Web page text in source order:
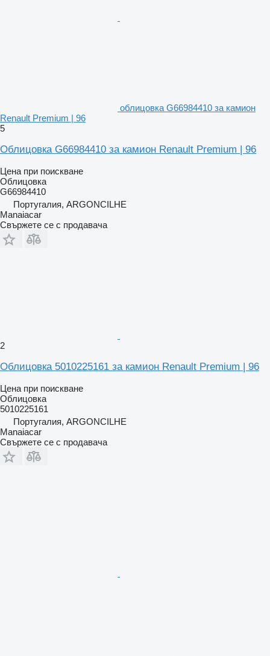
облицовка G66984410 за камион
Renault Premium | 96
5
Облицовка G66984410 за камион Renault Premium | 96
Цена при поискване
Облицовка
G66984410
Португалия, ARGONCILHE
Manaiacar
Свържете се с продавача
2
Облицовка 5010225161 за камион Renault Premium | 96
Цена при поискване
Облицовка
5010225161
Португалия, ARGONCILHE
Manaiacar
Свържете се с продавача